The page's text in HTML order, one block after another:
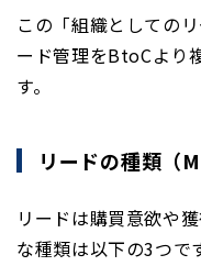
この「組織としての
ード管理をBtoCより
す。
リードの種類（
リードは購買意欲や
な種類は以下の3つで